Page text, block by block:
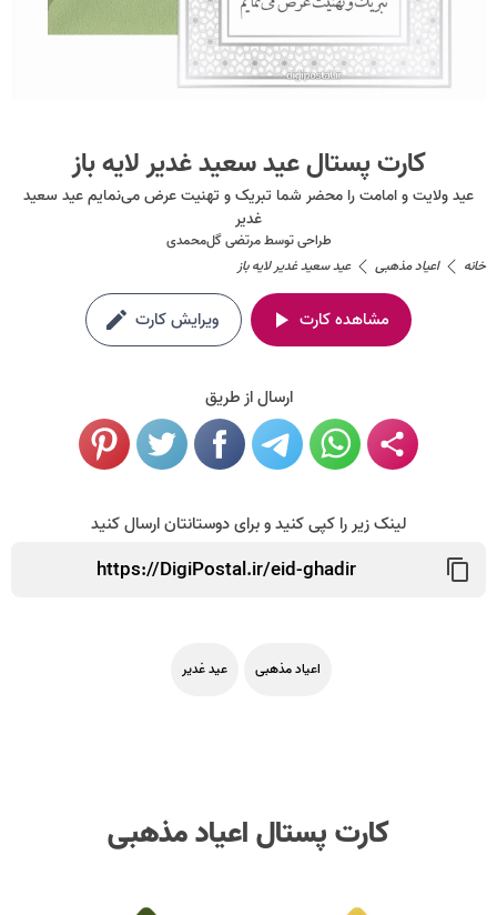
کارت پستال عید سعید غدیر لایه باز
عید ولایت و امامت را محضر شما تبریک و تهنیت عرض می‌نمایم عید سعید
غدیر
طراحی توسطمرتضی گل‌محمدی
خانه
اعیاد مذهبی عید سعید غدیر لایه باز
مشاهده کارت ویرایش کارت
ارسال از طریق
لینک زیر را کپی کنید و برای دوستانتان ارسال کنید
اعیاد مذهبی عید غدیر
کارت پستال اعیاد مذهبی